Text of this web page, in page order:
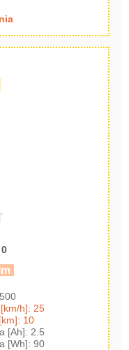
0
h]: 25
10
[Ah]: 2.5
[Wh]: 90